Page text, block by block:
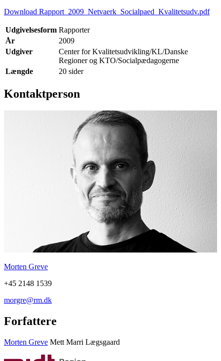
Download Rapport_2009_Netvaerk_Socialpaed_Kvalitetsudv.pdf
Udgivelsesform Rapporter
År
2009
Udgiver
Center for Kvalitetsudvikling/KL/Danske
Regioner og KTO/Socialpædagogerne
Længde
20 sider
Kontaktperson
Morten Greve
+45 2148 1539
morgre@rm.dk
Forfattere
Morten Greve Mett Marri Lægsgaard